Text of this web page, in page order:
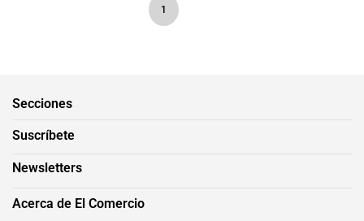
1
Secciones
Suscríbete
Newsletters
Acerca de El Comercio